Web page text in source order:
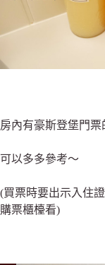
房內有豪斯登堡門票
可以多多參考～
(買票時要出示入住
購票櫃檯看)